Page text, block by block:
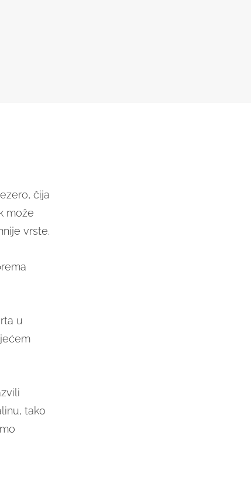
čija
može
vrste.
u
tako